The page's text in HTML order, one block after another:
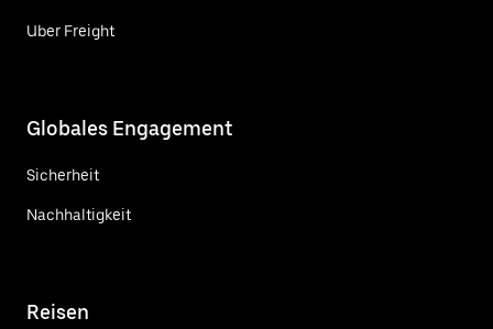
Uber Freight
Globales Engagement
Sicherheit
Nachhaltigkeit
Reisen